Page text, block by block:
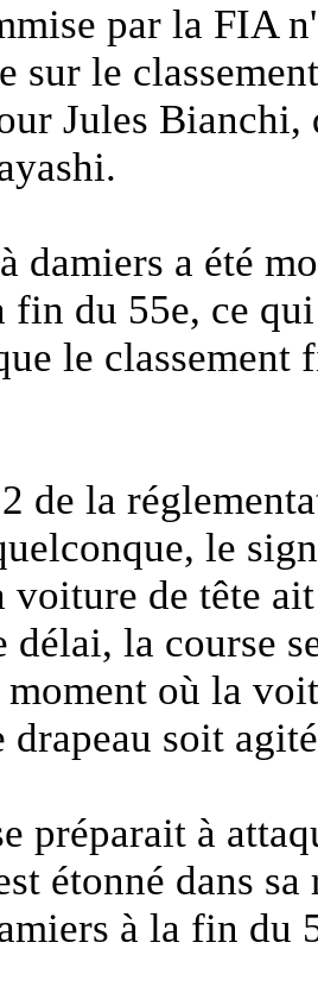
par la FIA
sur le
Jules
damiers a été
fin du 55e, ce
le
de la
le
voiture de tête
délai, la course
où la
drapeau soit
préparait à
étonné dans
à la fin du